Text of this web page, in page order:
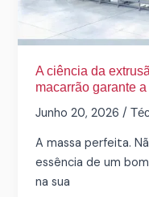
A ciência da
macarrão garante
Junho 20, 2026/
A massa perfeita.
essência de um
na sua
uma
extrusora
macarrão
garante
a
perfeita
da
massa